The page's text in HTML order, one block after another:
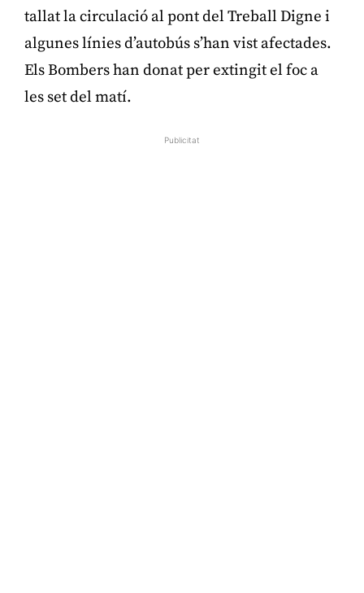
tallat la circulació al pont del Treball Digne i
algunes línies d’autobús s’han vist afectades.
Els Bombers han donat per extingit el foc a
les set del matí.
Publicitat